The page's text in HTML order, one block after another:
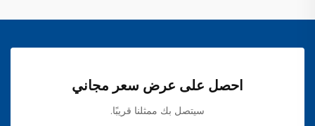
احصل على عرض سعر مجاني
سيتصل بك ممثلنا قريبًا.